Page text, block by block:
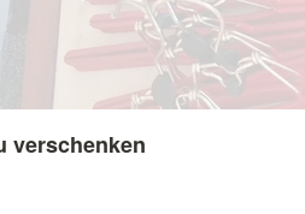
verschenken